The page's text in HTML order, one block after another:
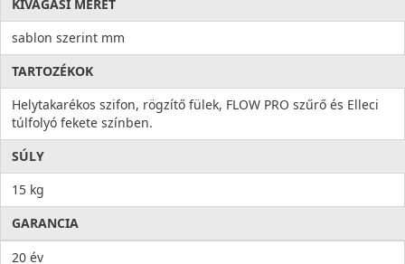
KIVÁGÁSI MÉRET
sablon szerint mm
TARTOZÉKOK
Helytakarékos szifon, rögzítő fülek, FLOW PRO szűrő és Elleci
túlfolyó fekete színben.
SÚLY
15 kg
GARANCIA
20 év